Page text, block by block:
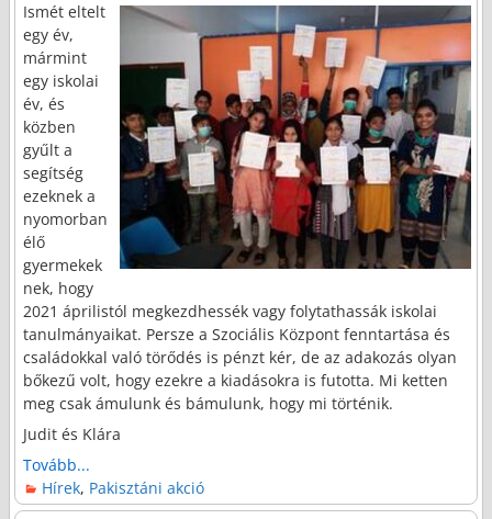
Ismét eltelt
egy év,
mármint
egy iskolai
év, és
közben
gyűlt a
segítség
ezeknek a
nyomorban
élő
gyermekek
nek, hogy
2021 áprilistól megkezdhessék vagy folytathassák iskolai
tanulmányaikat. Persze a Szociális Központ fenntartása és
családokkal való törődés is pénzt kér, de az adakozás olyan
bőkezű volt, hogy ezekre a kiadásokra is futotta. Mi ketten
meg csak ámulunk és bámulunk, hogy mi történik.
Judit és Klára
Tovább...
Hírek, Pakisztáni akció